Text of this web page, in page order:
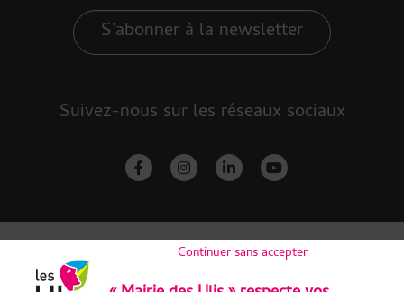
Continuer sans accepter
S'abonner à la newsletter
Suivez-nous sur les réseaux sociaux
facebook-finstagramlinkedin-inyoutube